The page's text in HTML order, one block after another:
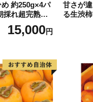
約250g×4パ
採れ超完熟ま
発送分
15,000円
甘さが
る生渋
ップ付
017B】